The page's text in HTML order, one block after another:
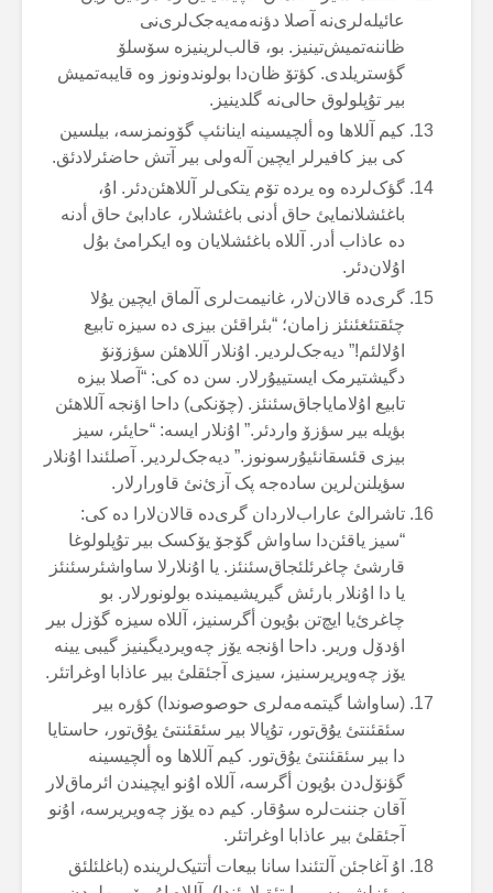
عائیلەلری‌نە آصلا دؤنەمەیەجک‌لری‌نی
ظاننەتمیش‌تینیز. بو، قالب‌لرینیزە سۆسلۆ
گؤستریلدی. کؤتۆ ظان‌دا بولوندونوز وە قایبەتمیش
بیر تۇپلولوق حالی‌نە گلدینیز.
کیم آللاها وە ألچیسینە اینانئپ گۆونمزسە، بیلسین
کی بیز کافیرلر ایچین آلەولی بیر آتش حاضئرلادئق.
گؤک‌لردە وە یردە تۆم یتکی‌لر آللاهئن‌دئر. اۇ،
باغئشلانمایئ حاق أدنی باغئشلار، عادابئ حاق أدنە
دە عاذاب أدر. آللاە باغئشلایان وە ایکرامئ بۇل
اۇلان‌دئر.
گری‌دە قالان‌لار، غانیمت‌لری آلماق ایچین یۇلا
چئقتئغئنئز زامان؛ “بئراقئن بیزی دە سیزە تابیع
اۇلالئم!” دیەجک‌لردیر. اۇنلار آللاهئن سؤزۆنۆ
دگیشتیرمک ایستییۇرلار. سن دە کی: “آصلا بیزە
تابیع اۇلامایاجاق‌سئنئز. (چۆنکی) داحا اؤنجە آللاهئن
بؤیلە بیر سؤزۆ واردئر.” اۇنلار ایسە: “حایئر، سیز
بیزی قئسقانئیۇرسونوز.” دیەجک‌لردیر. آصلئندا اۇنلار
سؤیلنن‌لرین سادەجە پک آزئ‌نئ قاورارلار.
تاشرالئ عاراب‌لاردان گری‌دە قالان‌لارا دە کی:
“سیز یاقئن‌دا ساواش گۆجۆ یۆکسک بیر تۇپلولوغا
قارشئ چاغرئلئجاق‌سئنئز. یا اۇنلارلا ساواشئرسئنئز
یا دا اۇنلار بارئش گیریشیمیندە بولونورلار. بو
چاغرئ‌یا ایچ‌تن بۇیون أگرسنیز، آللاە سیزە گۆزل بیر
اؤدۆل وریر. داحا اؤنجە یۆز چەویردیگینیز گیبی یینە
یۆز چەویریرسنیز، سیزی آجئقلئ بیر عاذابا اوغراتئر.
(ساواشا گیتمەمەلری حوصوصوندا) کؤرە بیر
سئقئنتئ یۇق‌تور، تۇپالا بیر سئقئنتئ یۇق‌تور، حاستایا
دا بیر سئقئنتئ یۇق‌تور. کیم آللاها وە ألچیسینە
گؤنۆل‌دن بۇیون أگرسە، آللاە اۇنو ایچیندن ائرماق‌لار
آقان جننت‌لرە سۇقار. کیم دە یۆز چەویریرسە، اۇنو
آجئقلئ بیر عاذابا اوغراتئر.
اۇ آغاجئن آلتئندا سانا بیعات أتتیک‌لریندە (باغلئلئق